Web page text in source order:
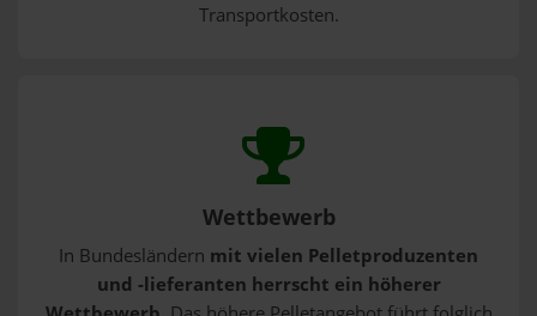
Transportkosten.
Wettbewerb
In Bundesländern mit vielen Pelletproduzenten
und -lieferanten herrscht ein höherer